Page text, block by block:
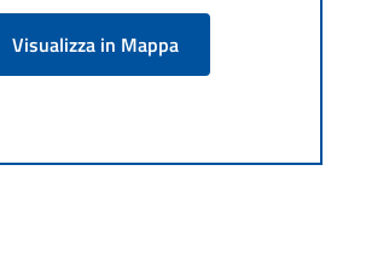
Visualizza in Mappa